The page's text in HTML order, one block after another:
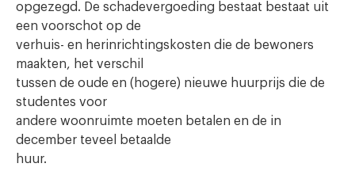
opgezegd. De schadevergoeding bestaat bestaat uit
een voorschot op de
verhuis- en herinrichtingskosten die de bewoners
maakten, het verschil
tussen de oude en (hogere) nieuwe huurprijs die de
studentes voor
andere woonruimte moeten betalen en de in
december teveel betaalde
huur.